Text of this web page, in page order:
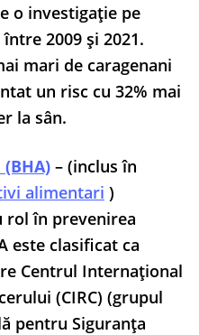
o investigație pe
2009 și 2021.
mari de caragenani
un risc cu 32% mai
la sân.
– (inclus în
alimentari )
rol în prevenirea
este clasificat ca
Centrul Internațional
(CIRC) (grupul
pentru Siguranța